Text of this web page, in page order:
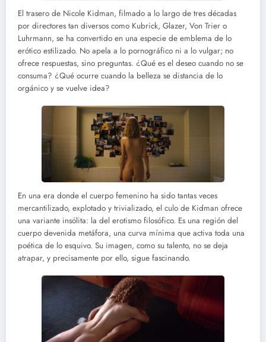
El trasero de Nicole Kidman, filmado a lo largo de tres décadas
por directores tan diversos como Kubrick, Glazer, Von Trier o
Luhrmann, se ha convertido en una especie de emblema de lo
erótico estilizado. No apela a lo pornográfico ni a lo vulgar; no
ofrece respuestas, sino preguntas. ¿Qué es el deseo cuando no se
consuma? ¿Qué ocurre cuando la belleza se distancia de lo
orgánico y se vuelve idea?
En una era donde el cuerpo femenino ha sido tantas veces
mercantilizado, explotado y trivializado, el culo de Kidman ofrece
una variante insólita: la del erotismo filosófico. Es una región del
cuerpo devenida metáfora, una curva mínima que activa toda una
poética de lo esquivo. Su imagen, como su talento, no se deja
atrapar, y precisamente por ello, sigue fascinando.